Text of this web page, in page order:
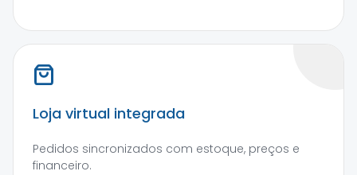
Loja virtual integrada
Pedidos sincronizados com estoque, preços e
financeiro.